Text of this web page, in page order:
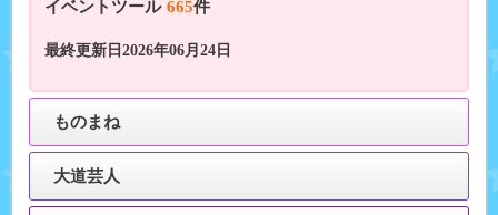
イベントツール 665件
最終更新日2026年06月24日
ものまね
大道芸人